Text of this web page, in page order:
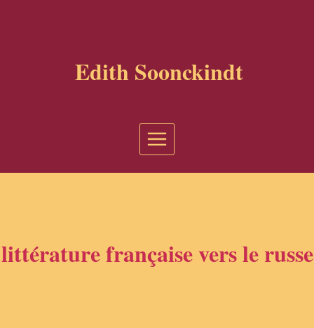
Edith Soonckindt
littérature française vers le russe